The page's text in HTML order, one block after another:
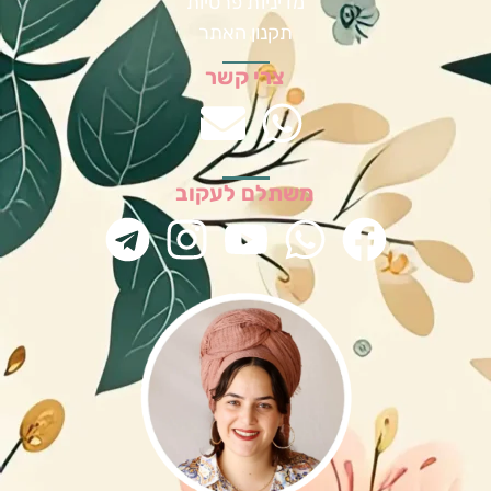
תקנון האתר
צרי קשר
משתלם לעקוב